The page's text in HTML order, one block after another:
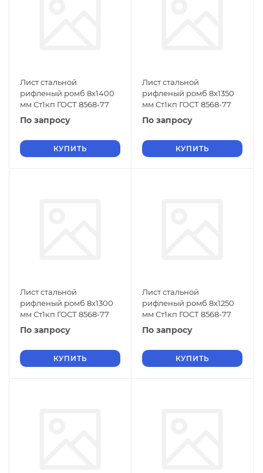
Лист стальной
рифленый ромб 8х1400
мм Ст1кп ГОСТ 8568-77
По запросу
КУПИТЬ
Лист стальной
рифленый ромб 8х1350
мм Ст1кп ГОСТ 8568-77
По запросу
КУПИТЬ
Лист стальной
рифленый ромб 8х1300
мм Ст1кп ГОСТ 8568-77
По запросу
КУПИТЬ
Лист стальной
рифленый ромб 8х1250
мм Ст1кп ГОСТ 8568-77
По запросу
КУПИТЬ